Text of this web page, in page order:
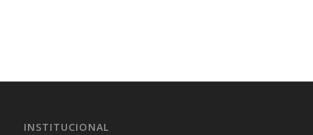
INSTITUCIONAL